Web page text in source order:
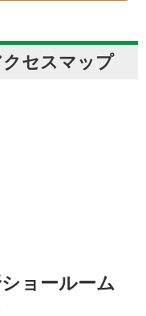
セスマップ
ョールーム